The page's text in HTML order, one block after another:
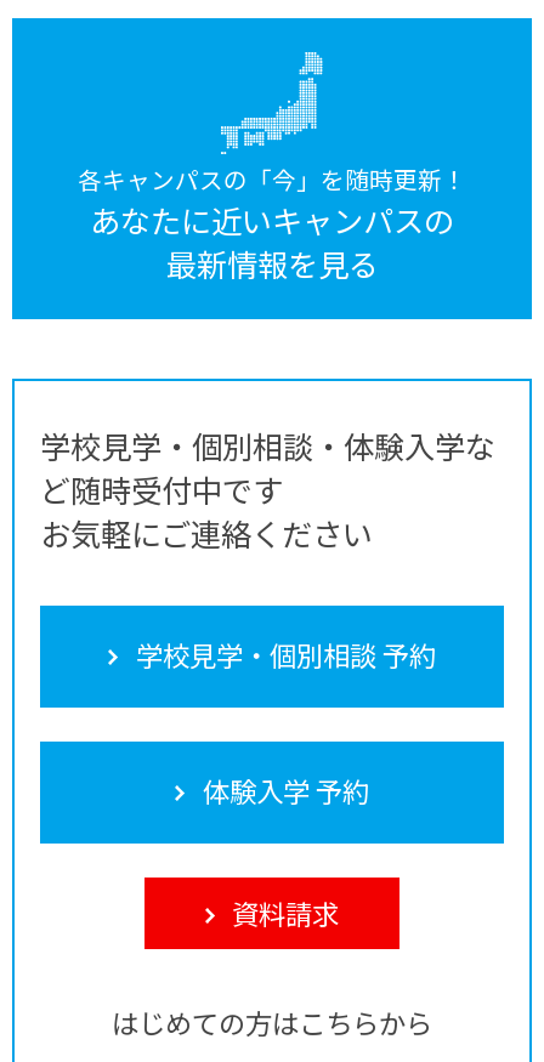
各キャンパスの「今」を随時更新！
あなたに近いキャンパスの
最新情報を見る
学校見学・個別相談・体験入学な
ど随時受付中です
お気軽にご連絡ください
学校見学・個別相談 予約
体験入学 予約
資料請求
はじめての方はこちらから